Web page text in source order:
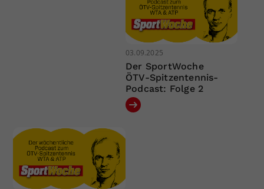
03.09.2025
Der SportWoche
ÖTV-Spitzentennis-
Podcast: Folge 2